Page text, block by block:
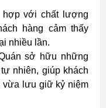
hợp với chất lượng
hàng cảm thấy
nhiều lần.
sở hữu những
nhiên, giúp khách
vừa lưu giữ kỷ niệm